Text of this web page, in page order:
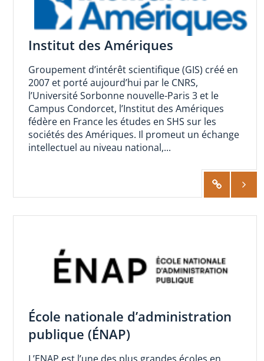
Institut des Amériques
Groupement d’intérêt scientifique (GIS) créé en
2007 et porté aujourd’hui par le CNRS,
l’Université Sorbonne nouvelle-Paris 3 et le
Campus Condorcet, l’Institut des Amériques
fédère en France les études en SHS sur les
sociétés des Amériques. Il promeut un échange
intellectuel au niveau national,...
École nationale d’administration
publique (ÉNAP)
L’ENAP est l’une des plus grandes écoles en